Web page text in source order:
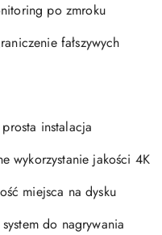
po zmroku
fałszywych
instalacja
wykorzystanie jakości 4K
miejsca na dysku
do nagrywania